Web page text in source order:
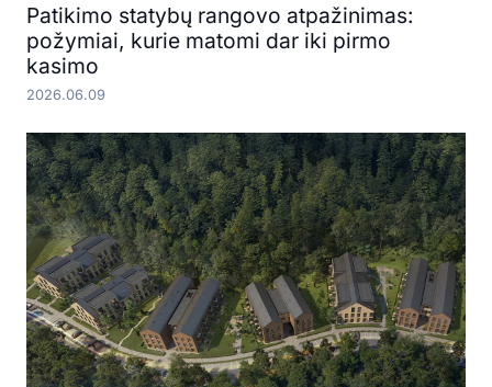
Patikimo statybų rangovo atpažinimas:
požymiai, kurie matomi dar iki pirmo
kasimo
2026.06.09